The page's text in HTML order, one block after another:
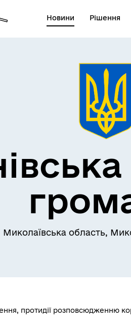
Новини Рішення
Миколаївська область,
протидії розповсюдженню